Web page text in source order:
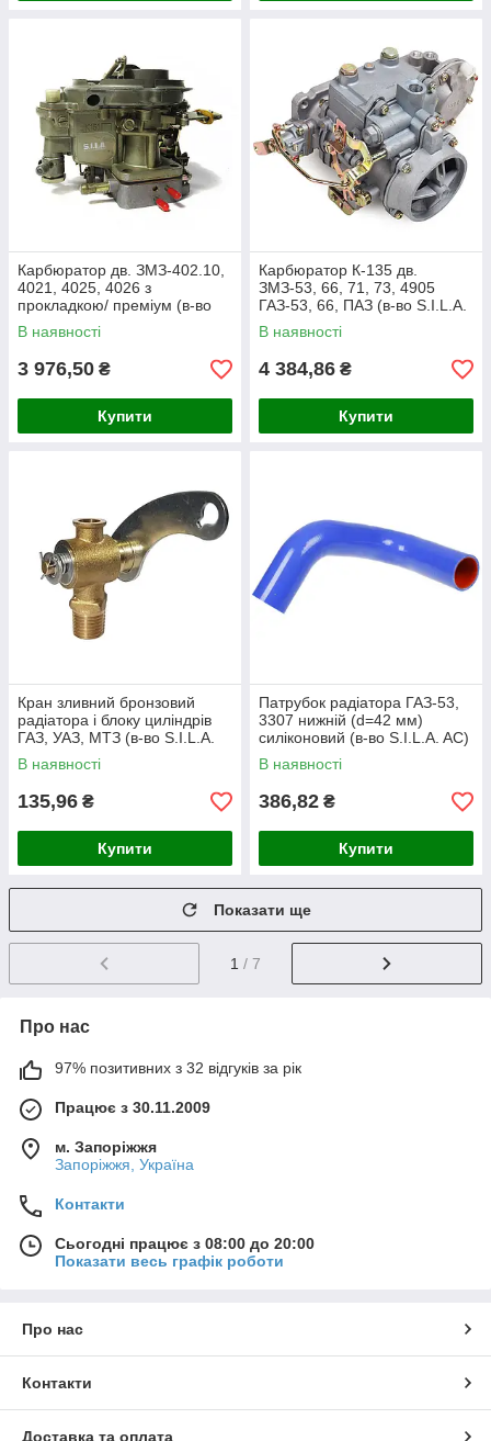
Карбюратор дв. ЗМЗ-402.10,
4021, 4025, 4026 з
прокладкою/ преміум (в-во
S.I.L.A. AC) К151-1107010
В наявності
3 976,50 ₴
Купити
Карбюратор К-135 дв.
ЗМЗ-53, 66, 71, 73, 4905
ГАЗ-53, 66, ПАЗ (в-во S.I.L.A.
AC) К135-1107010
В наявності
4 384,86 ₴
Купити
Кран зливний бронзовий
радіатора і блоку циліндрів
ГАЗ, УАЗ, МТЗ (в-во S.I.L.A.
AC) 51-1305040 (ПС7-2)
В наявності
135,96 ₴
Купити
Патрубок радіатора ГАЗ-53,
3307 нижній (d=42 мм)
силіконовий (в-во S.I.L.A. AC)
53-1303025
В наявності
386,82 ₴
Купити
Показати ще
1 / 7
Про нас
97% позитивних з 32 відгуків за рік
Працює з 30.11.2009
м. Запоріжжя
Запоріжжя, Україна
Контакти
Сьогодні працює з 08:00 до 20:00
Показати весь графік роботи
Про нас
Контакти
Доставка та оплата